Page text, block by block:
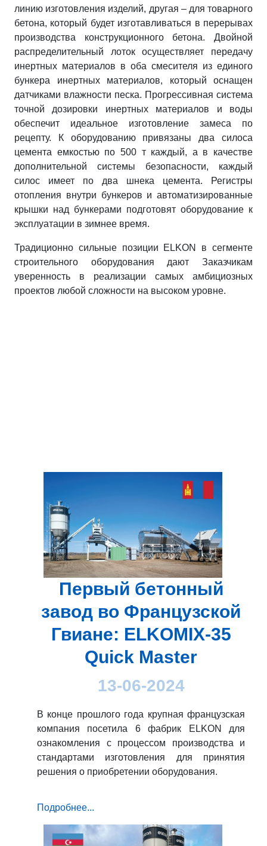
линию изготовления изделий, другая – для товарного
бетона, который будет изготавливаться в перерывах
производства конструкционного бетона. Двойной
распределительный лоток осуществляет передачу
инертных материалов в оба смесителя из единого
бункера инертных материалов, который оснащен
датчиками влажности песка. Прогрессивная система
точной дозировки инертных материалов и воды
обеспечит идеальное изготовление замеса по
рецепту. К оборудованию привязаны два силоса
цемента емкостью по 500 т каждый, а в качестве
дополнительной системы безопасности, каждый
силос имеет по два шнека цемента. Регистры
отопления внутри бункеров и автоматизированные
крышки над бункерами подготовят оборудование к
эксплуатации в зимнее время.
Традиционно сильные позиции ELKON в сегменте
строительного оборудования дают Заказчикам
уверенность в реализации самых амбициозных
проектов любой сложности на высоком уровне.
Первый бетонный
завод во Французской
Гвиане: ELKOMIX-35
Quick Master
13-06-2024
В конце прошлого года крупная французская
компания посетила 6 фабрик ELKON для
ознакомления с процессом производства и
стандартами изготовления для принятия
решения о приобретении оборудования.
Подробнее...